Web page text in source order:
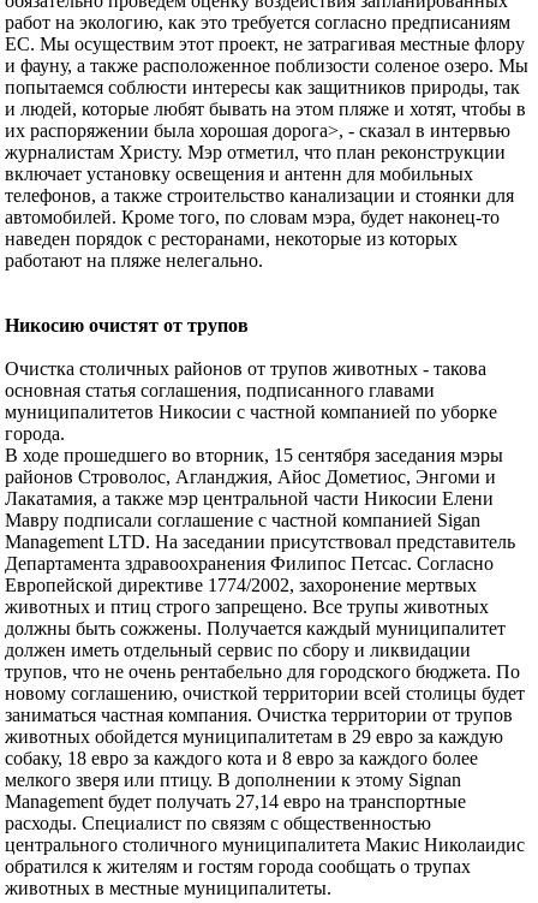
работ на экологию, как это требуется согласно предписаниям
ЕС. Мы осуществим этот проект, не затрагивая местные флору
и фауну, а также расположенное поблизости соленое озеро. Мы
попытаемся соблюсти интересы как защитников природы, так
и людей, которые любят бывать на этом пляже и хотят, чтобы в
их распоряжении была хорошая дорога>, - сказал в интервью
журналистам Христу. Мэр отметил, что план реконструкции
включает установку освещения и антенн для мобильных
телефонов, а также строительство канализации и стоянки для
автомобилей. Кроме того, по словам мэра, будет наконец-то
наведен порядок с ресторанами, некоторые из которых
работают на пляже нелегально.
Никосию очистят от трупов
Очистка столичных районов от трупов животных - такова
основная статья соглашения, подписанного главами
муниципалитетов Никосии с частной компанией по уборке
города.
В ходе прошедшего во вторник, 15 сентября заседания мэры
районов Строволос, Агланджия, Айос Дометиос, Энгоми и
Лакатамия, а также мэр центральной части Никосии Елени
Мавру подписали соглашение с частной компанией Sigan
Management LTD. На заседании присутствовал представитель
Департамента здравоохранения Филипос Петсас. Согласно
Европейской директиве 1774/2002, захоронение мертвых
животных и птиц строго запрещено. Все трупы животных
должны быть сожжены. Получается каждый муниципалитет
должен иметь отдельный сервис по сбору и ликвидации
трупов, что не очень рентабельно для городского бюджета. По
новому соглашению, очисткой территории всей столицы будет
заниматься частная компания. Очистка территории от трупов
животных обойдется муниципалитетам в 29 евро за каждую
собаку, 18 евро за каждого кота и 8 евро за каждого более
мелкого зверя или птицу. В дополнении к этому Signan
Management будет получать 27,14 евро на транспортные
расходы. Специалист по связям с общественностью
центрального столичного муниципалитета Макис Николаидис
обратился к жителям и гостям города сообщать о трупах
животных в местные муниципалитеты.